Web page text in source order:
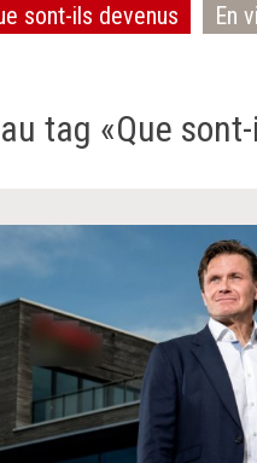
sont-ils devenus En
tag «Que